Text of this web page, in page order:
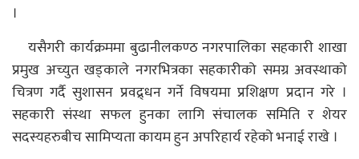
।
यसैगरी कार्यक्रममा बुढानीलकण्ठ नगरपालिका सहकारी शाखा
प्रमुख अच्युत खड्काले नगरभित्रका सहकारीको समग्र अवस्थाको
चित्रण गर्दै सुशासन प्रवद्र्धन गर्ने विषयमा प्रशिक्षण प्रदान गरे ।
सहकारी संस्था सफल हुनका लागि संचालक समिति र शेयर
सदस्यहरुबीच सामिप्यता कायम हुन अपरिहार्य रहेको भनाई राखे ।